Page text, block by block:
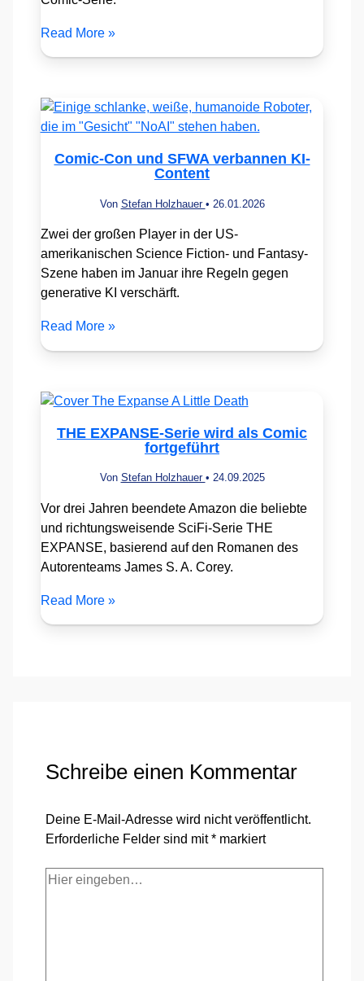
Read More »
Comic-Con und SFWA verbannen KI-
Content
Von Stefan Holzhauer • 26.01.2026
Zwei der großen Player in der US-
amerikanischen Science Fiction- und Fantasy-
Szene haben im Januar ihre Regeln gegen
generative KI verschärft.
Read More »
THE EXPANSE-Serie wird als Comic
fortgeführt
Von Stefan Holzhauer • 24.09.2025
Vor drei Jahren beendete Amazon die beliebte
und richtungsweisende SciFi-Serie THE
EXPANSE, basierend auf den Romanen des
Autorenteams James S. A. Corey.
Read More »
Schreibe einen Kommentar
Deine E-Mail-Adresse wird nicht veröffentlicht.
Erforderliche Felder sind mit* markiert
Hier